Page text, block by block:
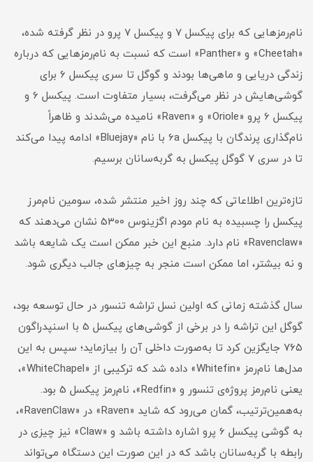
نام‌رمزهایی که برای پیکسل 7 و پیکسل 7 پرو در نظر گرفته شده،
«Cheetah» و «Panther» است که نسبت به نام‌رمزهایی که درباره
زندگی دریایی و ماهی‌ها بودند و گوگل تا سری پیکسل 6 برای
گوشی‌هایش در نظر می‌گرفت، بسیار متفاوت است. پیکسل 6 و
پیکسل 6 پرو «Oriole» و «Raven» نامیده می‌شدند و ظاهراً
نام‌گذاری پرندگان با پیکسل 6a با نام «Bluejay» ادامه پیدا می‌کند
تا در سری 7 گوگل پیکسل به گربه‌سانان برسیم.
تازه‌ترین اطلاعاتی که چند روز اخیر منتشر شده، سومین نام‌مرز
پیکسل را چسبیده به نام مودم اگزینوس 5300 نشان می‌دهند که
«Ravenclaw» نام دارد. منبع این خبر ممکن است یک شایعه باشد
و نه بیشتر، اما ممکن است منجر به چیزهای جالب دیگری شود.
سال گذشته زمانی که اولین نسل تراشه تنسور در‌ حال توسعه بود،
گوگل این تراشه را در برخی از گوشی‌های پیکسل 5 با اسنپدراگون
۷۶۵ جایگزین کرد تا به‌صورت داخلی آن‌ را بیازماید؛ سپس به این
مدل‌ها نام‌رمز «Whitefin» داده شد که ترکیبی از «WhiteChapel»،
یعنی نام‌رمز پروژه‌ی تنسور و «Redfin»، نام‌رمز پیکسل 5 بود.
به‌همین‌ترتیب، گمان می‌رود که شاید «Raven» در «RavenClaw»،
به گوشی پیکسل 6 پرو اشاره داشته باشد و «Claw» نیز چیزی در
رابطه‌ با گربه‌سانان باشد که در این‌ صورت این دستگاه می‌تواند